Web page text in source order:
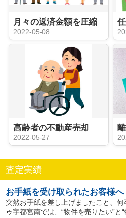
月々の返済金額を圧縮
2022-05-08
高齢者の不動産売却
2022-05-27
査定実績
お手紙を受け取られたお客様へ
突然お手紙を差し上げましたこと、
ゥ宇都宮南では、“物件を売りたい”と